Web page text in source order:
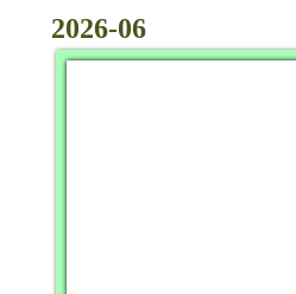
2026-06